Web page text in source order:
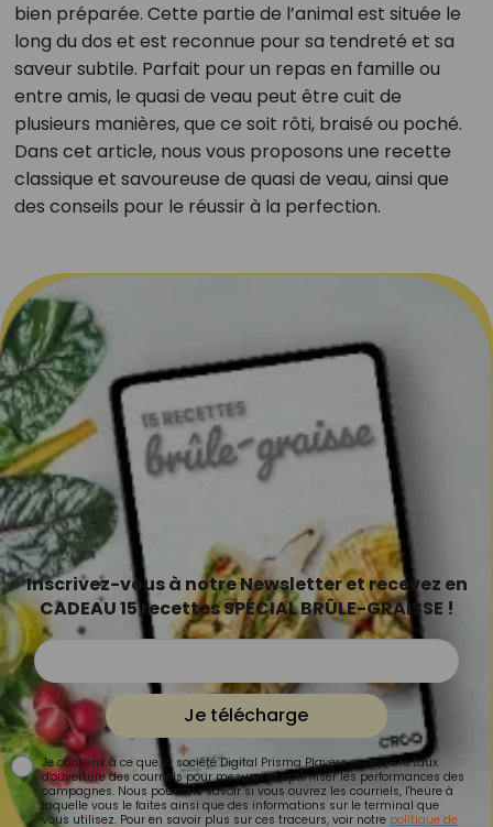
bien préparée. Cette partie de l’animal est située le
long du dos et est reconnue pour sa tendreté et sa
saveur subtile. Parfait pour un repas en famille ou
entre amis, le quasi de veau peut être cuit de
plusieurs manières, que ce soit rôti, braisé ou poché.
Dans cet article, nous vous proposons une recette
classique et savoureuse de quasi de veau, ainsi que
des conseils pour le réussir à la perfection.
Inscrivez-vous à notre Newsletter et recevez en
CADEAU 15 recettes SPÉCIAL BRÛLE-GRAISSE !
Je télécharge
Je consens à ce que la société Digital Prisma Players analyse le taux
d'ouverture des courriels pour mesurer et optimiser les performances des
campagnes. Nous pourrons savoir si vous ouvrez les courriels, l'heure à
laquelle vous le faites ainsi que des informations sur le terminal que
vous utilisez. Pour en savoir plus sur ces traceurs, voir notre politique de